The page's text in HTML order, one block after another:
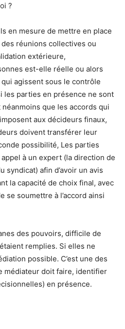
?
en mesure de mettre en place
réunions collectives ou
extérieure,
est-elle réelle ou alors
agissent sous le contrôle
les parties en présence ne sont
que les accords qui
aux décideurs finaux,
doivent transférer leur
possibilité, Les parties
à un expert (la direction de
syndicat) afin d’avoir un avis
la capacité de choix final, avec
se soumettre à l’accord ainsi
des pouvoirs, difficile de
remplies. Si elles ne
possible. C’est une des
médiateur doit faire, identifier
en présence.